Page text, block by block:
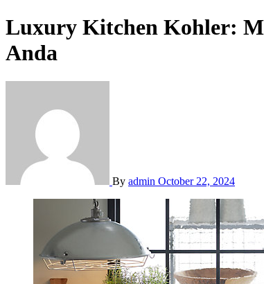
Luxury Kitchen Kohler:
Anda
By admin October 22, 2024